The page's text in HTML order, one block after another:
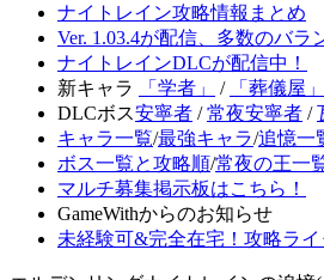
ナイトレイン攻略情報まとめ
Ver. 1.03.4が配信、多数のバラ
ナイトレインDLCが配信中！
新キャラ
「学者」 /
「葬儀屋」
DLCボス安寧者 /常夜安寧者 /
キャラ一覧/最強キャラ/追憶一
ボス一覧と攻略順/常夜の王一
マルチ募集掲示板はこちら！
GameWithからのお知らせ
未経験可&完全在宅！攻略ライ